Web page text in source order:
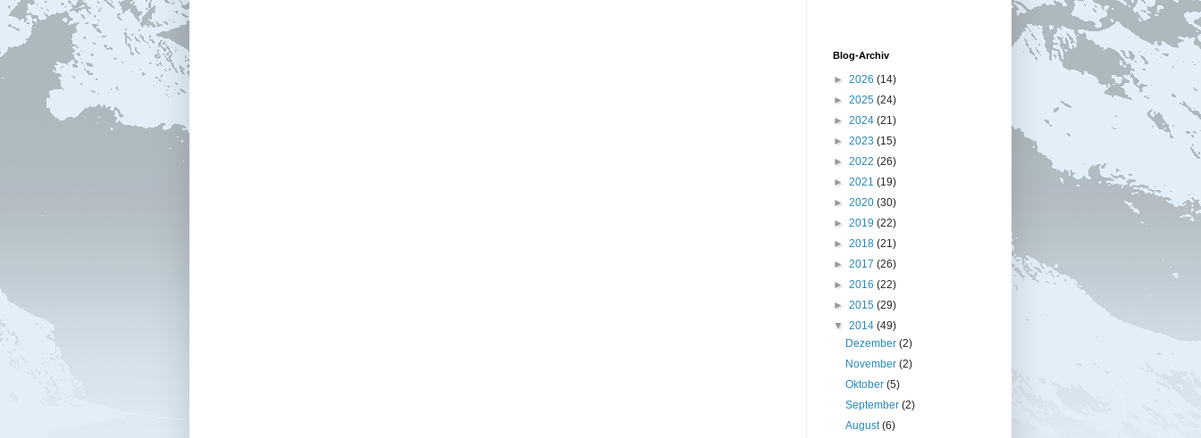
Blog-Archiv
► 2026 (14)
► 2025 (24)
► 2024 (21)
► 2023 (15)
► 2022 (26)
► 2021 (19)
► 2020 (30)
► 2019 (22)
► 2018 (21)
► 2017 (26)
► 2016 (22)
► 2015 (29)
▼ 2014 (49)
Dezember(2)
November(2)
Oktober(5)
September(2)
August(6)